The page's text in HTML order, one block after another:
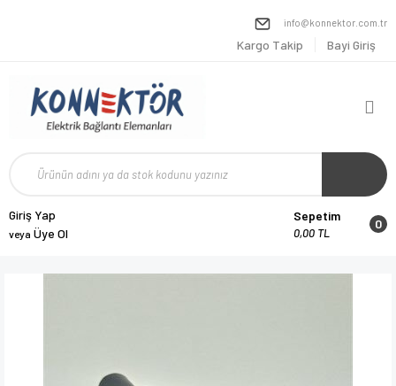
info@konnektor.com.tr
Kargo Takip Bayi Giriş
Giriş Yap
veya Üye Ol
0
Sepetim
0,00 TL